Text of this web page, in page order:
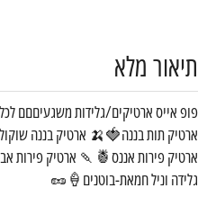
תיאור מלא
פופ אייס ארטיקים/גלידות משגעיםםם
ארטיק תות בננה🍓🍌 ארטיק בננה
ארטיק פירות אננס🍍🍡 ארטיק פירות
גלידה וניל חמאת-בוטנים🍦🥜